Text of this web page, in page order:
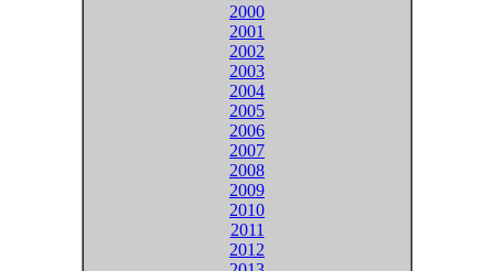
2000
2001
2002
2003
2004
2005
2006
2007
2008
2009
2010
2011
2012